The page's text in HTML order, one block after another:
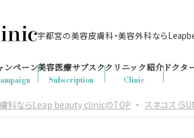
宇都宮の美容皮膚科・美容外科なら
：10:00-19:00
祝日対応）
ンペーン
Subscription
美容医療サブスク
Clinic
クリニック紹介ドクタ
科ならLeap beauty clinicのTOP ・ スネコス（